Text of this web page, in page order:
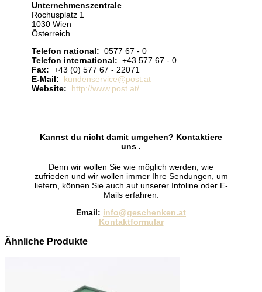
Unternehmenszentrale
Rochusplatz 1
1030 Wien
Österreich
Telefon national: 0577 67 - 0
Telefon international: +43 577 67 - 0
Fax: +43 (0) 577 67 - 22071
E-Mail:
kundenservice@post.at
Website:
http://www.post.at/
Kannst du nicht damit umgehen? Kontaktiere
uns .
Denn wir wollen Sie wie möglich werden, wie
zufrieden und wir wollen immer Ihre Sendungen, um
liefern, können Sie auch auf unserer Infoline oder E-
Mails erfahren.
Email: info@geschenken.at
Kontaktformular
Ähnliche Produkte